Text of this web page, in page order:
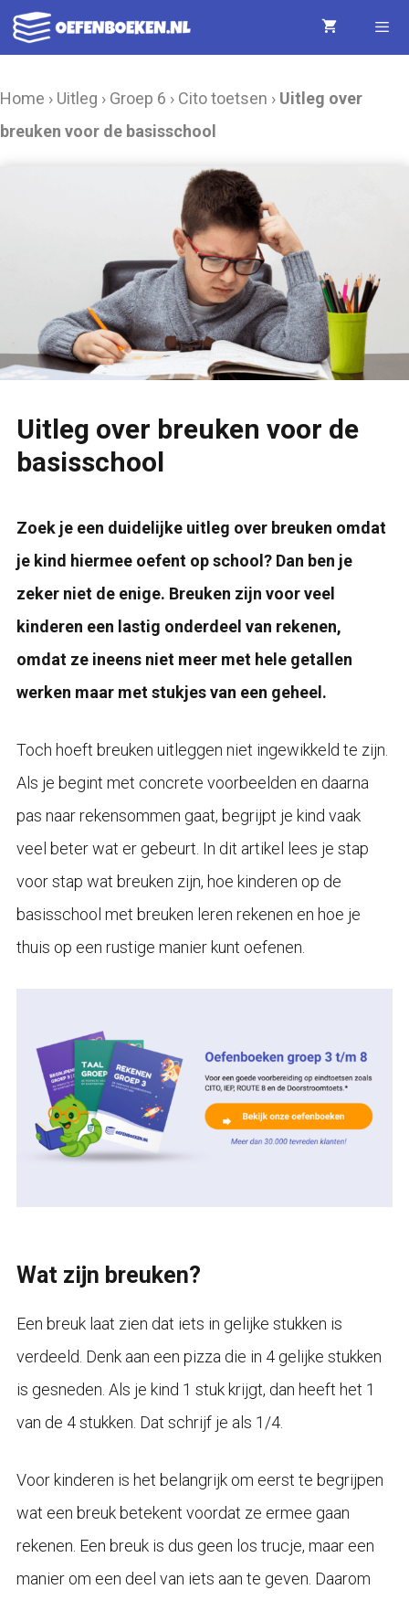
Ga
naar
Home › Uitleg › Groep 6 › Cito toetsen › Uitleg over
breuken voor de basisschool
Uitleg over breuken voor de
basisschool
Zoek je een duidelijke uitleg over breuken omdat
je kind hiermee oefent op school? Dan ben je
zeker niet de enige. Breuken zijn voor veel
kinderen een lastig onderdeel van rekenen,
omdat ze ineens niet meer met hele getallen
werken maar met stukjes van een geheel.
Toch hoeft breuken uitleggen niet ingewikkeld te zijn.
Als je begint met concrete voorbeelden en daarna
pas naar rekensommen gaat, begrijpt je kind vaak
veel beter wat er gebeurt. In dit artikel lees je stap
voor stap wat breuken zijn, hoe kinderen op de
basisschool met breuken leren rekenen en hoe je
thuis op een rustige manier kunt oefenen.
Wat zijn breuken?
Een breuk laat zien dat iets in gelijke stukken is
verdeeld. Denk aan een pizza die in 4 gelijke stukken
is gesneden. Als je kind 1 stuk krijgt, dan heeft het 1
van de 4 stukken. Dat schrijf je als 1/4.
Voor kinderen is het belangrijk om eerst te begrijpen
wat een breuk betekent voordat ze ermee gaan
rekenen. Een breuk is dus geen los trucje, maar een
manier om een deel van iets aan te geven. Daarom